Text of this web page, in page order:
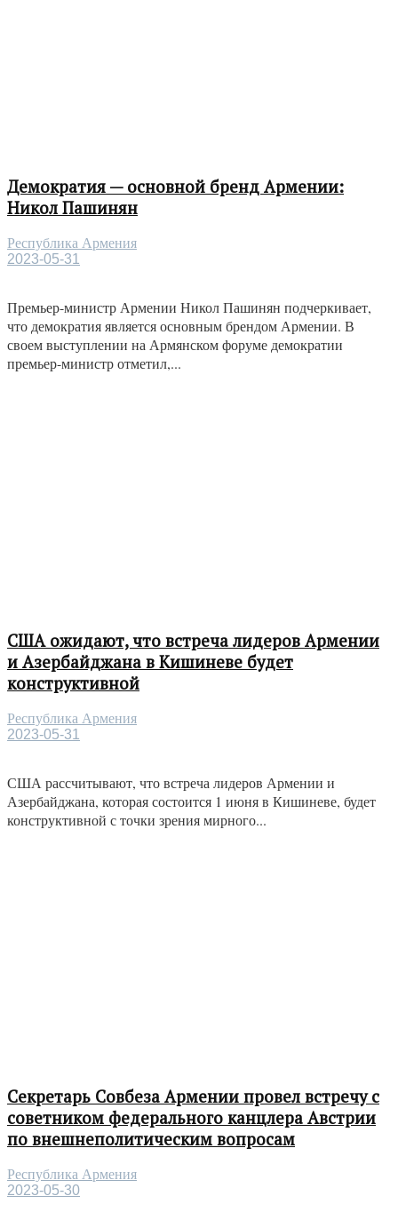
Демократия — основной бренд Армении:
Никол Пашинян
Республика Армения
2023-05-31
Премьер-министр Армении Никол Пашинян подчеркивает,
что демократия является основным брендом Армении. В
своем выступлении на Армянском форуме демократии
премьер-министр отметил,...
США ожидают, что встреча лидеров Армении
и Азербайджана в Кишиневе будет
конструктивной
Республика Армения
2023-05-31
США рассчитывают, что встреча лидеров Армении и
Азербайджана, которая состоится 1 июня в Кишиневе, будет
конструктивной с точки зрения мирного...
Секретарь Совбеза Армении провел встречу с
советником федерального канцлера Австрии
по внешнеполитическим вопросам
Республика Армения
2023-05-30